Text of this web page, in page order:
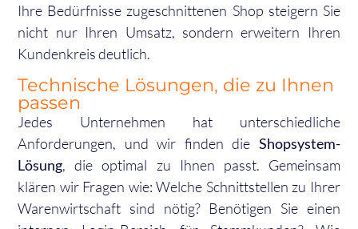
Ihre Bedürfnisse zugeschnittenen Shop steigern Sie
nicht nur Ihren Umsatz, sondern erweitern Ihren
Kundenkreis deutlich.
Technische Lösungen, die zu Ihnen
passen
Jedes Unternehmen hat unterschiedliche
Anforderungen, und wir finden die Shopsystem-
Lösung, die optimal zu Ihnen passt. Gemeinsam
klären wir Fragen wie: Welche Schnittstellen zu Ihrer
Warenwirtschaft sind nötig? Benötigen Sie einen